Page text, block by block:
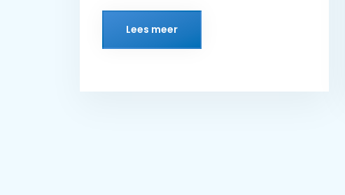
Lees meer